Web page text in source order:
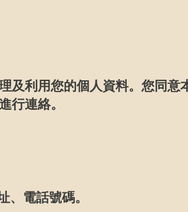
及利用您的個人資料。您同意
行連絡。
、電話號碼。